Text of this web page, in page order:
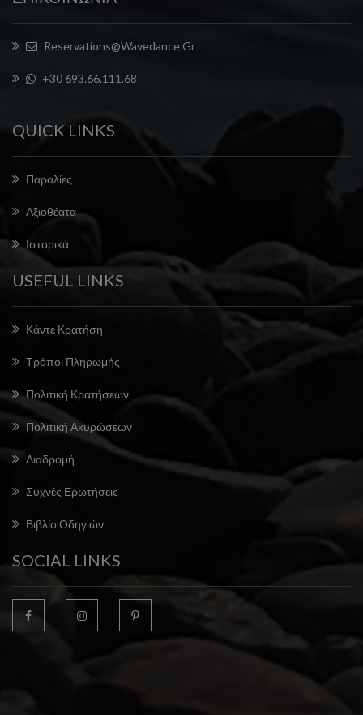
Reservations@wavedance.gr
+30 693.66.111.68
QUICK LINKS
Παραλίες
Αξιοθέατα
Ιστορικά
USEFUL LINKS
Κάντε Κρατήση
Τρόποι Πληρωμής
Πολιτική Κρατήσεων
Πολιτική Ακυρώσεων
Διαδρομή
Συχνές Ερωτήσεις
Βιβλίο Οδηγιών
SOCIAL LINKS